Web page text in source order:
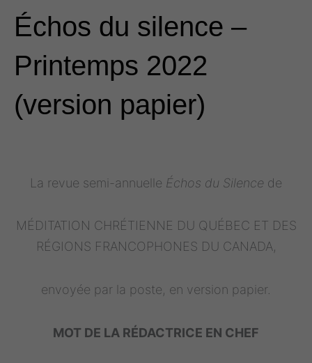
Échos du silence –
Printemps 2022
(version papier)
La revue semi-annuelle Échos du Silence de
MÉDITATION CHRÉTIENNE DU QUÉBEC ET DES
RÉGIONS FRANCOPHONES DU CANADA,
envoyée par la poste, en version papier.
MOT DE LA RÉDACTRICE EN CHEF